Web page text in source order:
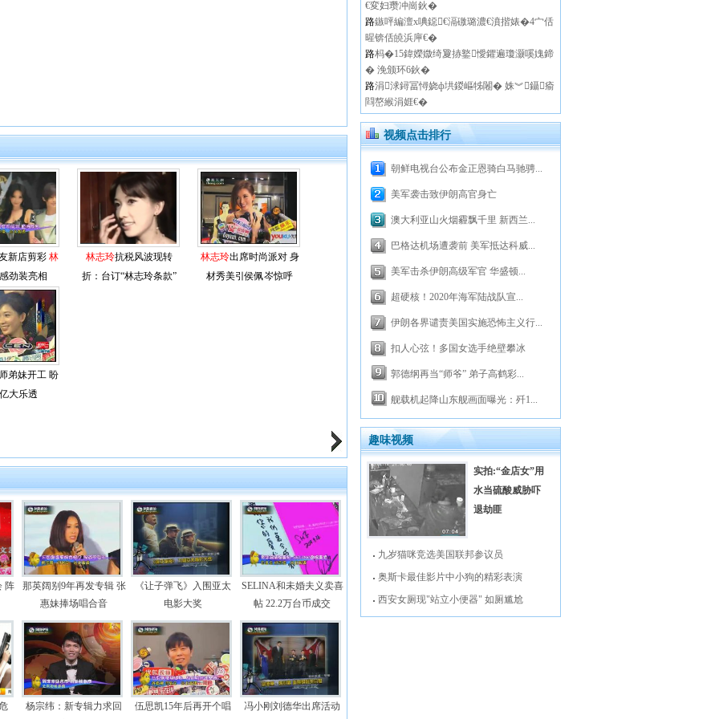
新店剪彩 林
劲装亮相
林志玲抗税风波现转
折：台订“林志玲条款”
林志玲出席时尚派对 身
材秀美引侯佩岑惊呼
弟妹开工 盼
大乐透
阵
那英阔别9年再发专辑 张
惠妹捧场唱合音
《让子弹飞》入围亚太
电影大奖
SELINA和未婚夫义卖喜
帖 22.2万台币成交
杨宗纬：新专辑力求回
伍思凯15年后再开个唱
冯小刚刘德华出席活动
€変妇瓒冲崗鈥�
路鏃呯編澶х唺鐚€滆礉璐濃€濆揩婊�4宀佸
暒锛佸皢浜庘€�
路杩�15鍏嬫媺绮夐捇鐜懓鑺遍瓊灏嗘媿鍗
� 浼颁环6鈥�
路涓浗鐞冨憳娆ф垬鍐嶇牬闂� 姝︾鑷瘉
閰嶅緱涓娾€�
视频点击排行
朝鲜电视台公布金正恩骑白马驰骋...
美军袭击致伊朗高官身亡
澳大利亚山火烟霾飘千里 新西兰...
巴格达机场遭袭前 美军抵达科威...
美军击杀伊朗高级军官 华盛顿...
超硬核！2020年海军陆战队宣...
伊朗各界谴责美国实施恐怖主义行...
扣人心弦！多国女选手绝壁攀冰
郭德纲再当“师爷” 弟子高鹤彩...
舰载机起降山东舰画面曝光：歼1...
趣味视频
实拍:“金店女”用
水当硫酸威胁吓
退劫匪
九岁猫咪竞选美国联邦参议员
奥斯卡最佳影片中小狗的精彩表演
西安女厕现"站立小便器" 如厕尴尬